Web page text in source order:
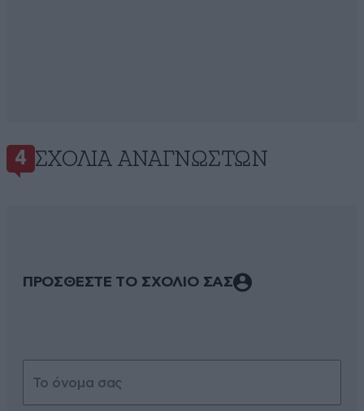
4 ΣΧΌΛΙΑ ΑΝΑΓΝΩΣΤΏΝ
ΠΡΟΣΘΕΣΤΕ ΤΟ ΣΧΟΛΙΟ ΣΑΣ